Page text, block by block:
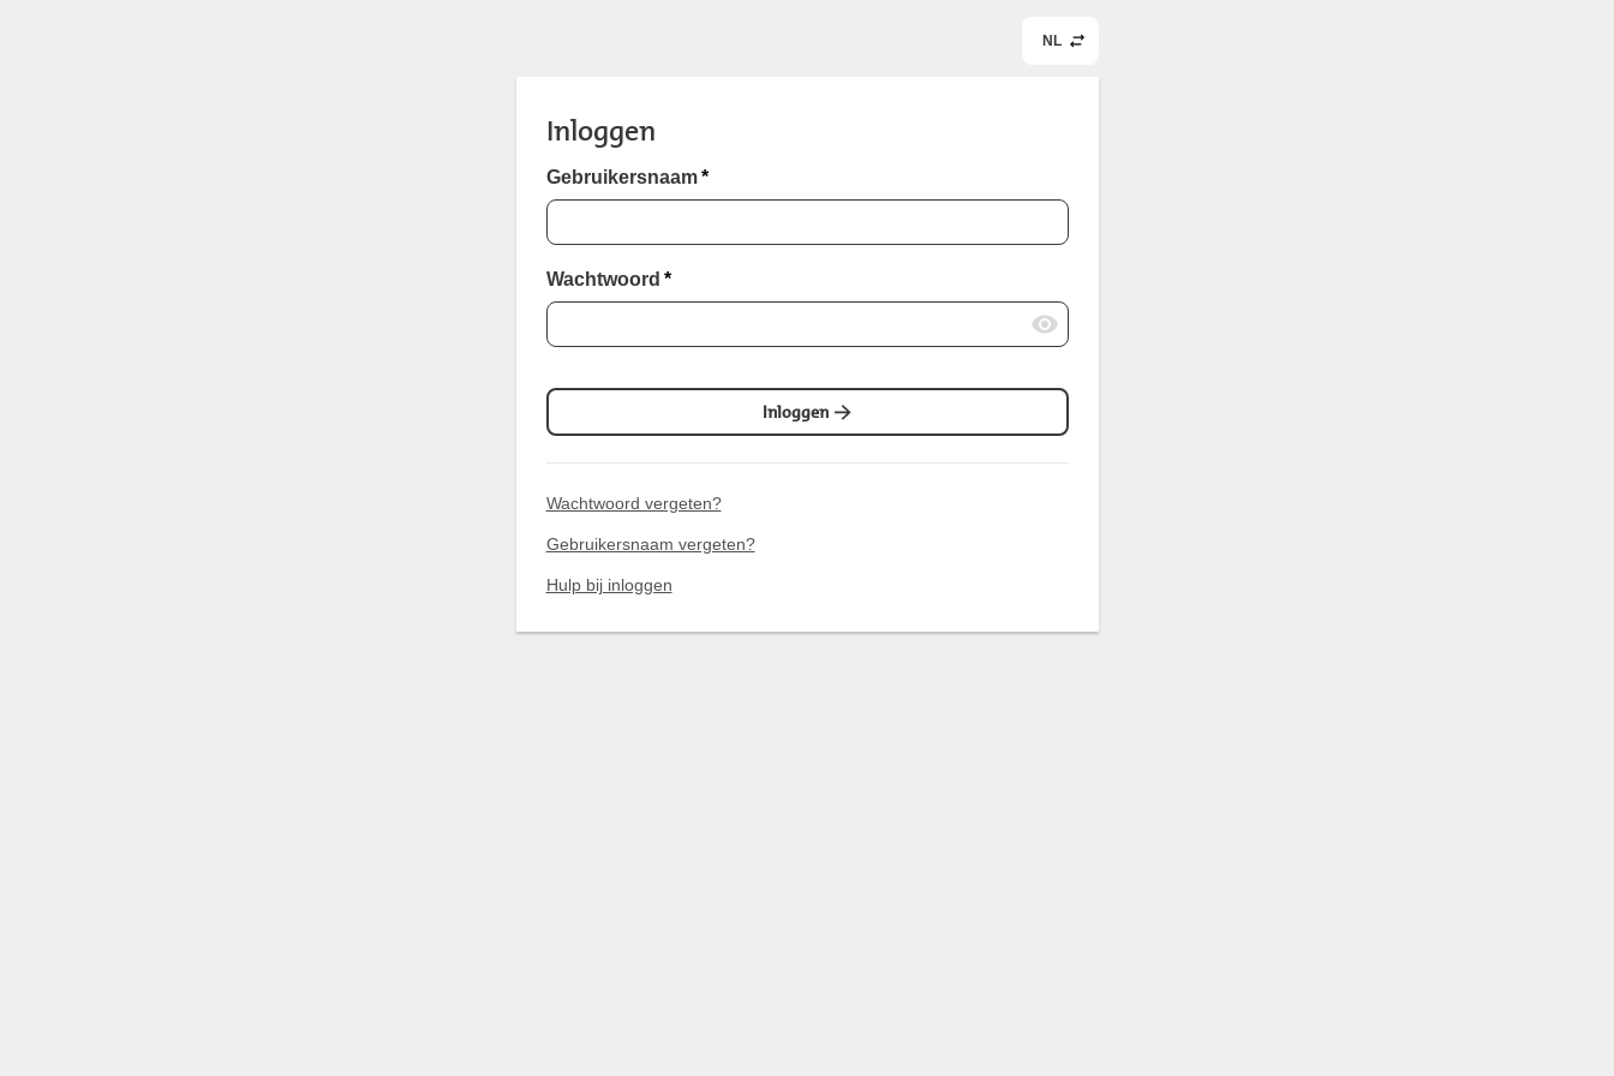
NL
Inloggen
Gebruikersnaam *
Wachtwoord *
Inloggen
Wachtwoord vergeten?
Gebruikersnaam vergeten?
Hulp bij inloggen